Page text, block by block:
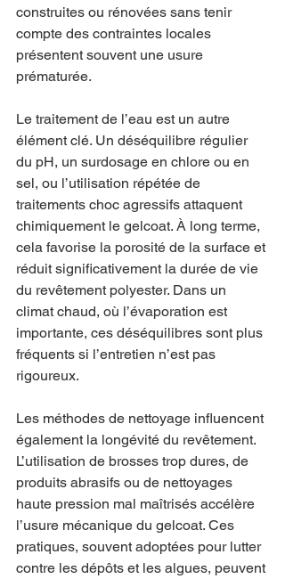
construites ou rénovées sans tenir
compte des contraintes locales
présentent souvent une usure
prématurée.
Le traitement de l’eau est un autre
élément clé. Un déséquilibre régulier
du pH, un surdosage en chlore ou en
sel, ou l’utilisation répétée de
traitements choc agressifs attaquent
chimiquement le gelcoat. À long terme,
cela favorise la porosité de la surface et
réduit significativement la durée de vie
du revêtement polyester. Dans un
climat chaud, où l’évaporation est
importante, ces déséquilibres sont plus
fréquents si l’entretien n’est pas
rigoureux.
Les méthodes de nettoyage influencent
également la longévité du revêtement.
L’utilisation de brosses trop dures, de
produits abrasifs ou de nettoyages
haute pression mal maîtrisés accélère
l’usure mécanique du gelcoat. Ces
pratiques, souvent adoptées pour lutter
contre les dépôts et les algues, peuvent